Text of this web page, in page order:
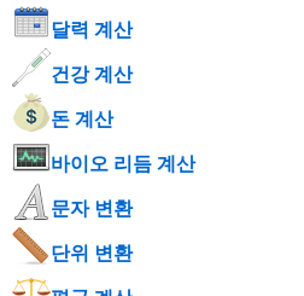
달력 계산
건강 계산
돈 계산
바이오 리듬 계산
문자 변환
단위 변환